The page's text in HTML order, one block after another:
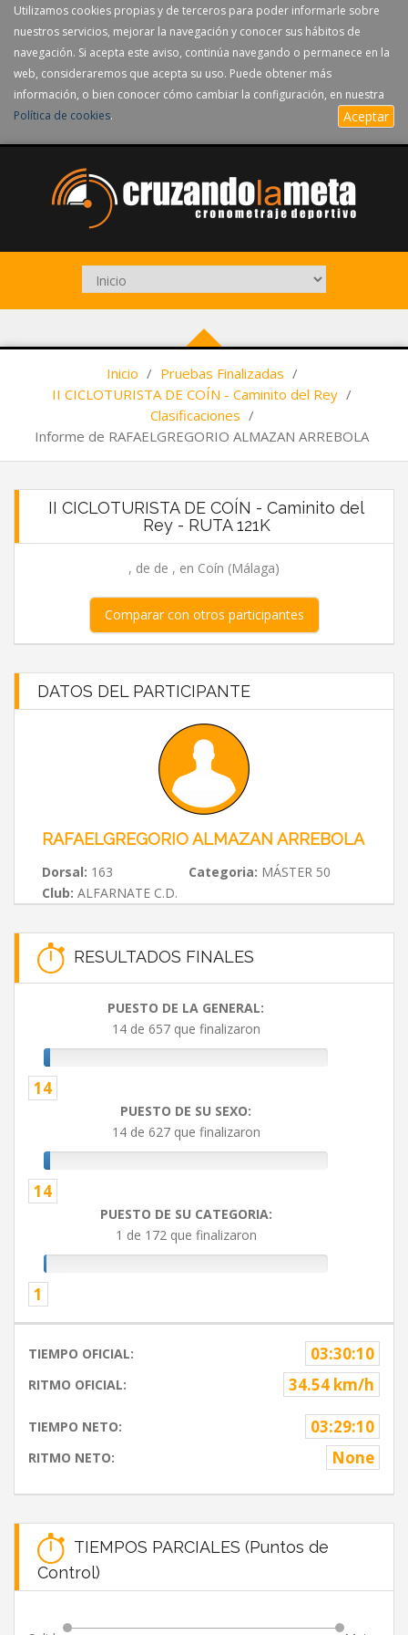
Utilizamos cookies propias y de terceros para poder informarle sobre
nuestros servicios, mejorar la navegación y conocer sus hábitos de
navegación. Si acepta este aviso, continúa navegando o permanece en la
web, consideraremos que acepta su uso. Puede obtener más
información, o bien conocer cómo cambiar la configuración, en nuestra
Política de cookies. Aceptar
Inicio / Pruebas Finalizadas /
II CICLOTURISTA DE COÍN - Caminito del Rey /
Clasificaciones /
Informe de RAFAELGREGORIO ALMAZAN ARREBOLA
II CICLOTURISTA DE COÍN - Caminito del
Rey - RUTA 121K
, de de , en Coín (Málaga)
Comparar con otros participantes
DATOS DEL PARTICIPANTE
RAFAELGREGORIO ALMAZAN ARREBOLA
Dorsal: 163 Categoria: MÁSTER 50
Club: ALFARNATE C.D.
RESULTADOS FINALES
PUESTO DE LA GENERAL:
14 de 657 que finalizaron
14
PUESTO DE SU SEXO:
14 de 627 que finalizaron
14
PUESTO DE SU CATEGORIA:
1 de 172 que finalizaron
1
TIEMPO OFICIAL: 03:30:10
RITMO OFICIAL: 34.54 km/h
TIEMPO NETO: 03:29:10
RITMO NETO: None
TIEMPOS PARCIALES (Puntos de
Control)